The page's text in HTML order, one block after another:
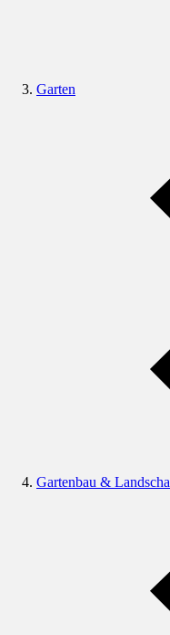
Garten
Gartenbau &